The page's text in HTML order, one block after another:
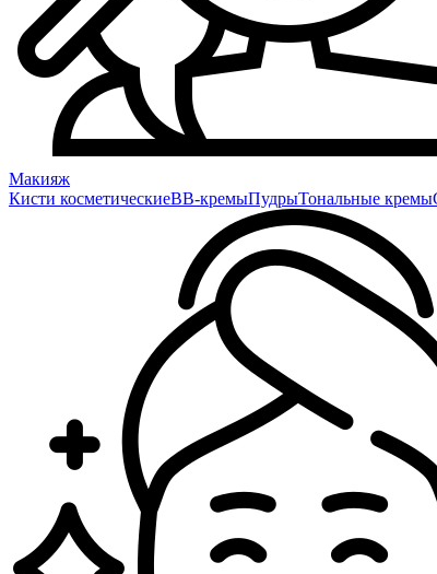
Макияж
Кисти косметическиеBB-кремыПудрыТональные кремы